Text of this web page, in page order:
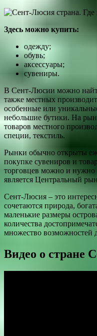
Здесь можно купить:
одежду;
обувь;
аксессуары;
сувениры.
В Сент-Люсии можно
также местных
особенные или
небольшие бутики. На
товаров местного
специи, текстиль.
Рынки обычно открыты
покупке сувениров и
торговцев можно и
является Центральный
Сент-Люсия – это
сочетаются природа,
маленькие размеры
количества
множество возможностей
Видео о стране